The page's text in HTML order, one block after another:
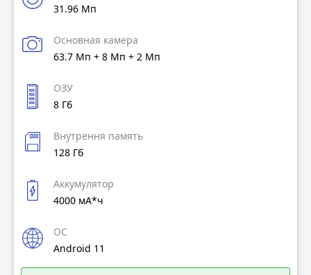
31.96 Мп
Основная камера
63.7 Мп + 8 Мп + 2 Мп
ОЗУ
8 Гб
Внутрення память
128 Гб
Аккумулятор
4000 мА*ч
ОС
Android 11